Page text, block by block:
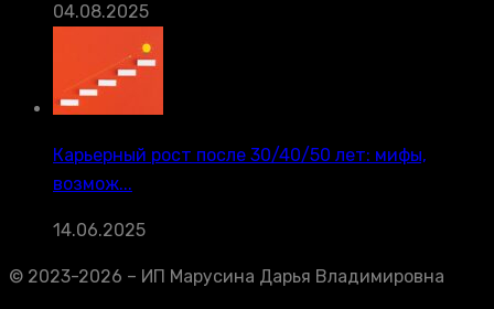
04.08.2025
Карьерный рост после 30/40/50 лет: мифы,
возмож...
14.06.2025
© 2023-2026 – ИП Марусина Дарья Владимировна